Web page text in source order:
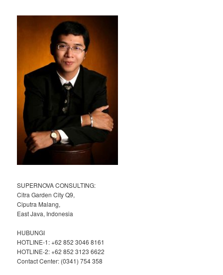
SUPERNOVA CONSULTING:
Citra Garden City Q9,
Ciputra Malang,
East Java, Indonesia
HUBUNGI
HOTLINE-1: +62 852 3046 8161
HOTLINE-2: +62 852 3123 6622
Contact Center: (0341) 754 358